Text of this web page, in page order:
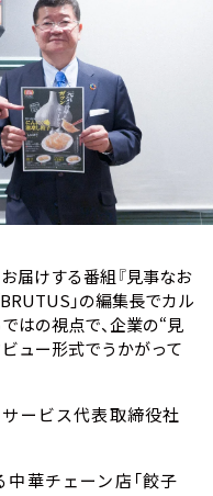
届けする番組『見事なお
」の編集長でカル
はの視点で、企業の“見
ュー形式でうかがって
ービス代表取締役社
華チェーン店「餃子